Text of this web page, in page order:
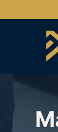
naar